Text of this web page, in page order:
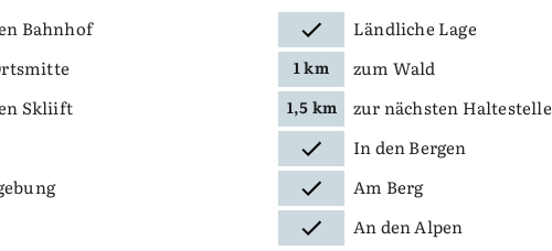
Bahnhof Ländliche Lage
1 km zum Wald
Skliift 1,5 km zur nächsten Haltestelle
In den Bergen
Am Berg
An den Alpen